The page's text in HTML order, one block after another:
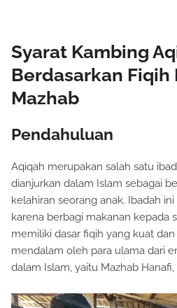
Syarat Kambing
Berdasarkan Fiqih
Mazhab
Pendahuluan
Aqiqah merupakan salah satu
dianjurkan dalam Islam sebagai
kelahiran seorang anak. Ibadah
karena berbagi makanan kepada
memiliki dasar fiqih yang kuat
mendalam oleh para ulama dari
dalam Islam, yaitu Mazhab Hanafi,